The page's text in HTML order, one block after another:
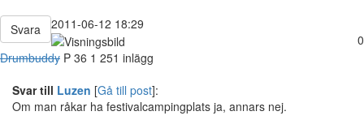
Svara
2011-06-12 18:29
0
Drumbuddy P 36 1 251 inlägg
Svar till Luzen [Gå till post]:
Om man råkar ha festivalcampingplats ja, annars nej.